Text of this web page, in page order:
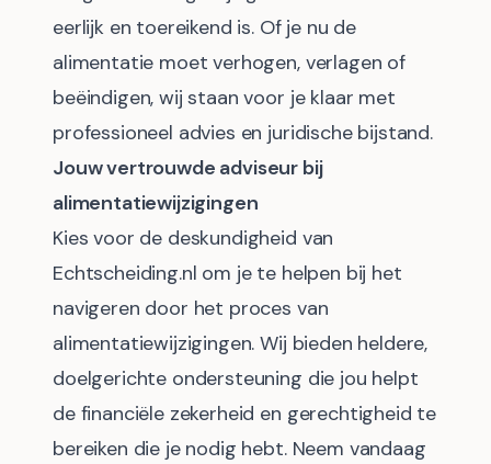
eerlijk en toereikend is. Of je nu de
alimentatie moet verhogen, verlagen of
beëindigen, wij staan voor je klaar met
professioneel advies en juridische bijstand.
Jouw vertrouwde adviseur bij
alimentatiewijzigingen
Kies voor de deskundigheid van
Echtscheiding.nl om je te helpen bij het
navigeren door het proces van
alimentatiewijzigingen. Wij bieden heldere,
doelgerichte ondersteuning die jou helpt
de financiële zekerheid en gerechtigheid te
bereiken die je nodig hebt. Neem vandaag